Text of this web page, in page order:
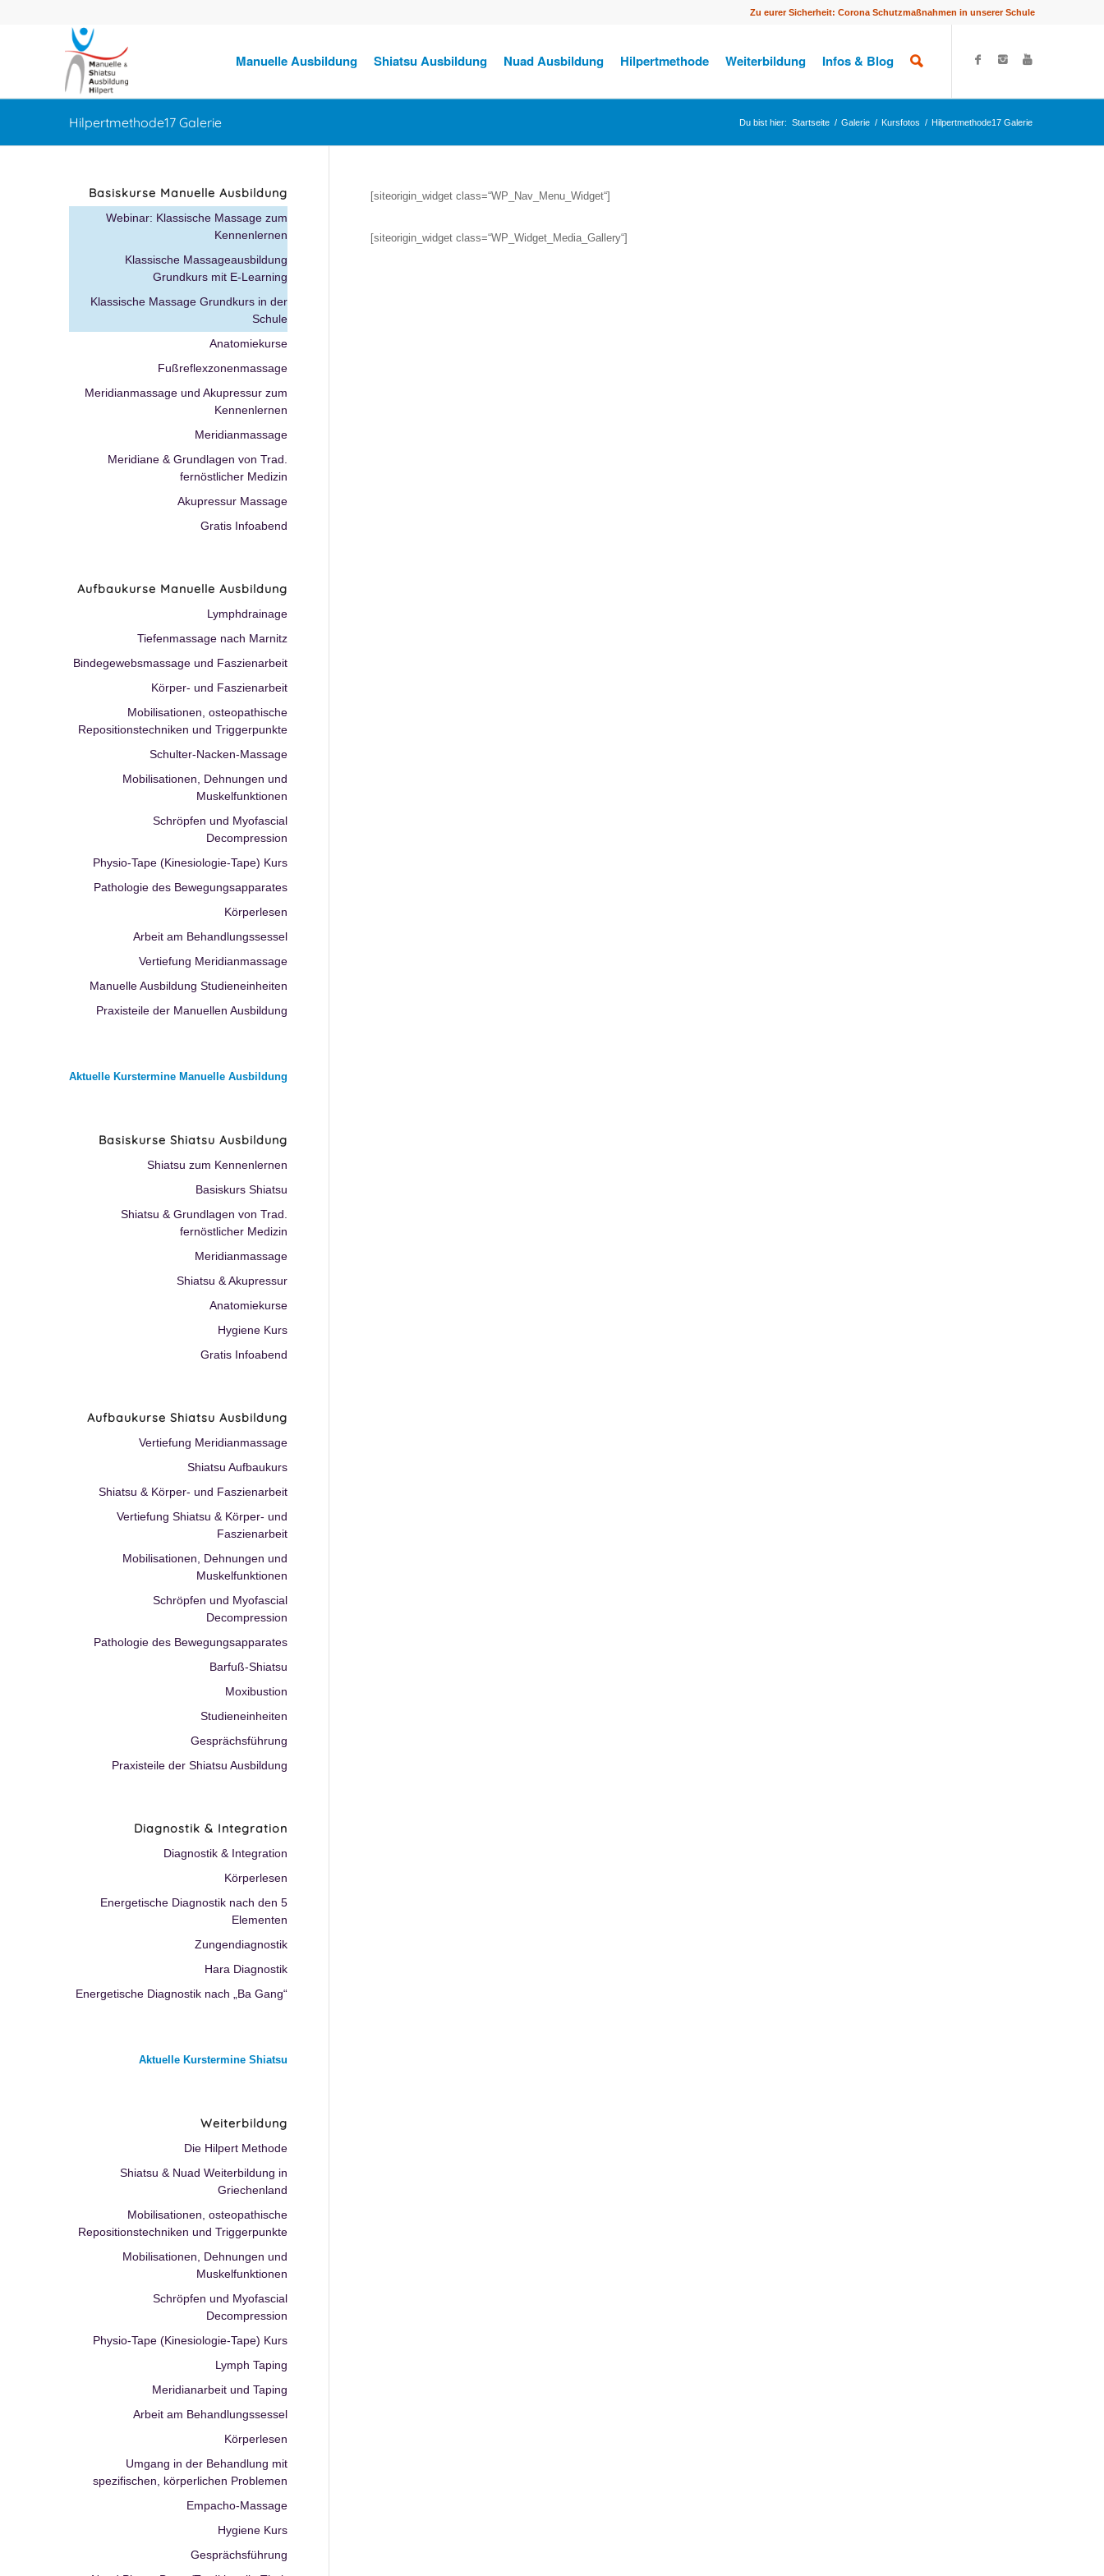
Zu eurer Sicherheit: Corona Schutzmaßnahmen in unserer Schule
Manuelle Ausbildung Shiatsu Ausbildung Nuad Ausbildung Hilpertmethode Weiterbildung Infos & Blog
Hilpertmethode17 Galerie Du bist hier: Startseite / Galerie / Kursfotos / Hilpertmethode17 Galerie
[siteorigin_widget class=“WP_Nav_Menu_Widget“]
[siteorigin_widget class=“WP_Widget_Media_Gallery“]
Basiskurse Manuelle Ausbildung
Webinar: Klassische Massage zum
Kennenlernen
Klassische Massageausbildung
Grundkurs mit E-Learning
Klassische Massage Grundkurs in der
Schule
Anatomiekurse
Fußreflexzonenmassage
Meridianmassage und Akupressur zum
Kennenlernen
Meridianmassage
Meridiane & Grundlagen von Trad.
fernöstlicher Medizin
Akupressur Massage
Gratis Infoabend
Aufbaukurse Manuelle Ausbildung
Lymphdrainage
Tiefenmassage nach Marnitz
Bindegewebsmassage und Faszienarbeit
Körper- und Faszienarbeit
Mobilisationen, osteopathische
Repositionstechniken und Triggerpunkte
Schulter-Nacken-Massage
Mobilisationen, Dehnungen und
Muskelfunktionen
Schröpfen und Myofascial
Decompression
Physio-Tape (Kinesiologie-Tape) Kurs
Pathologie des Bewegungsapparates
Körperlesen
Arbeit am Behandlungssessel
Vertiefung Meridianmassage
Manuelle Ausbildung Studieneinheiten
Praxisteile der Manuellen Ausbildung
Aktuelle Kurstermine Manuelle Ausbildung
Basiskurse Shiatsu Ausbildung
Shiatsu zum Kennenlernen
Basiskurs Shiatsu
Shiatsu & Grundlagen von Trad.
fernöstlicher Medizin
Meridianmassage
Shiatsu & Akupressur
Anatomiekurse
Hygiene Kurs
Gratis Infoabend
Aufbaukurse Shiatsu Ausbildung
Vertiefung Meridianmassage
Shiatsu Aufbaukurs
Shiatsu & Körper- und Faszienarbeit
Vertiefung Shiatsu & Körper- und
Faszienarbeit
Mobilisationen, Dehnungen und
Muskelfunktionen
Schröpfen und Myofascial
Decompression
Pathologie des Bewegungsapparates
Barfuß-Shiatsu
Moxibustion
Studieneinheiten
Gesprächsführung
Praxisteile der Shiatsu Ausbildung
Diagnostik & Integration
Diagnostik & Integration
Körperlesen
Energetische Diagnostik nach den 5
Elementen
Zungendiagnostik
Hara Diagnostik
Energetische Diagnostik nach „Ba Gang“
Aktuelle Kurstermine Shiatsu
Weiterbildung
Die Hilpert Methode
Shiatsu & Nuad Weiterbildung in
Griechenland
Mobilisationen, osteopathische
Repositionstechniken und Triggerpunkte
Mobilisationen, Dehnungen und
Muskelfunktionen
Schröpfen und Myofascial
Decompression
Physio-Tape (Kinesiologie-Tape) Kurs
Lymph Taping
Meridianarbeit und Taping
Arbeit am Behandlungssessel
Körperlesen
Umgang in der Behandlung mit
spezifischen, körperlichen Problemen
Empacho-Massage
Hygiene Kurs
Gesprächsführung